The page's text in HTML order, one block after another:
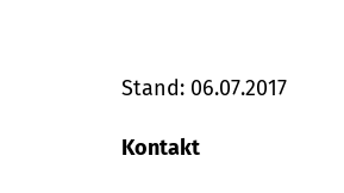
Stand: 06.07.2017
Kontakt